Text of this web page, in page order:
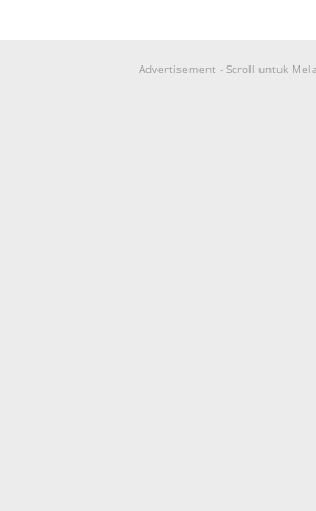
Advertisement - Scroll untuk